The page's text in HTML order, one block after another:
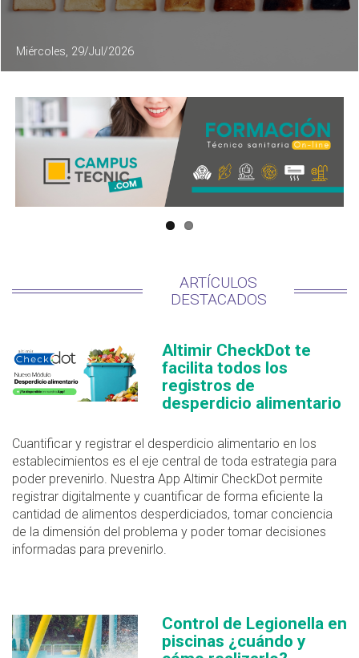
Miércoles, 29/Jul/2026
ARTÍCULOS
DESTACADOS
Altimir CheckDot te
facilita todos los
registros de
desperdicio alimentario
Cuantificar y registrar el desperdicio alimentario en los
establecimientos es el eje central de toda estrategia para
poder prevenirlo. Nuestra App Altimir CheckDot permite
registrar digitalmente y cuantificar de forma eficiente la
cantidad de alimentos desperdiciados, tomar conciencia
de la dimensión del problema y poder tomar decisiones
informadas para prevenirlo.
Control de Legionella en
piscinas ¿cuándo y